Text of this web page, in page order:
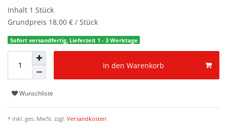
Inhalt 1 Stück
Grundpreis 18,00 € / Stück
Sofort versandfertig, Lieferzeit 1 - 3 Werktage
In den Warenkorb
Wunschliste
* inkl. ges. MwSt. zzgl. Versandkosten